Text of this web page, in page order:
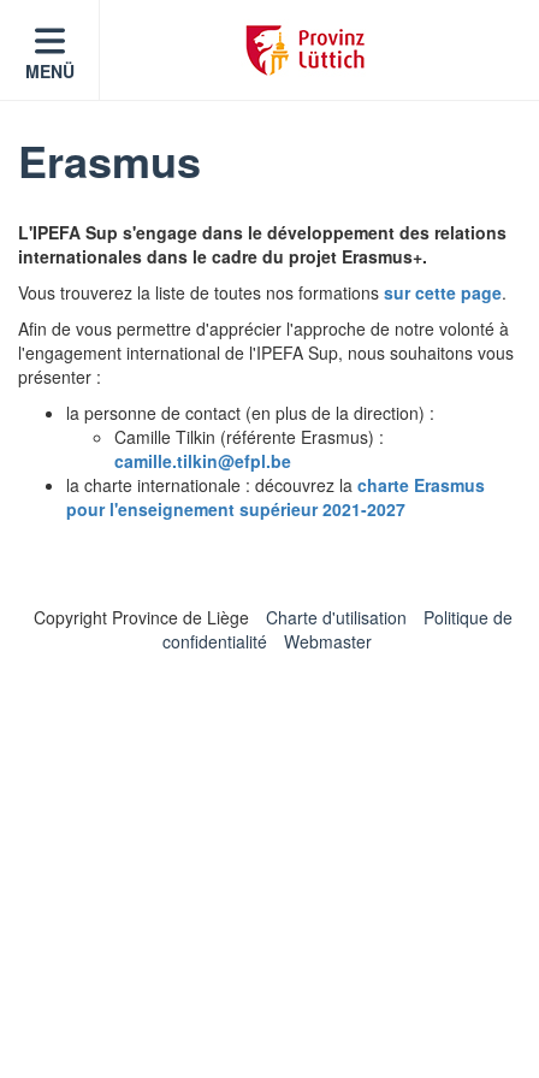
MENÜ
Erasmus
L'IPEFA Sup s'engage dans le développement des relations
internationales dans le cadre du projet Erasmus+.
Vous trouverez la liste de toutes nos formations sur cette page.
Afin de vous permettre d'apprécier l'approche de notre volonté à
l'engagement international de l'IPEFA Sup, nous souhaitons vous
présenter :
la personne de contact (en plus de la direction) :
Camille Tilkin (référente Erasmus) :
camille.tilkin@efpl.be
la charte internationale : découvrez la charte Erasmus
pour l'enseignement supérieur 2021-2027
Copyright Province de Liège Charte d'utilisation
Politique de
confidentialité
Webmaster